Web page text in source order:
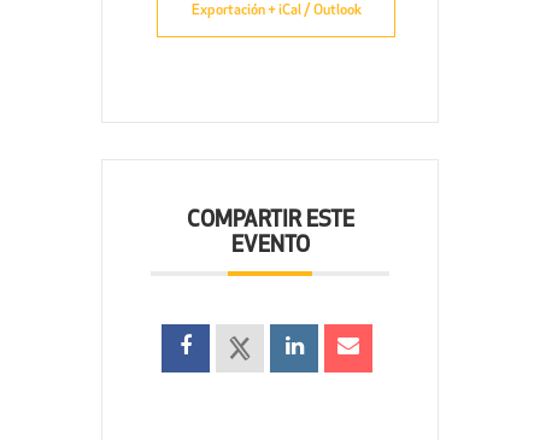
Exportación + iCal / Outlook
COMPARTIR ESTE
EVENTO